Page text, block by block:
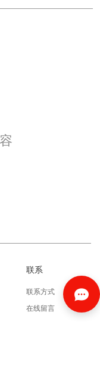
联系
联系方式
在线留言